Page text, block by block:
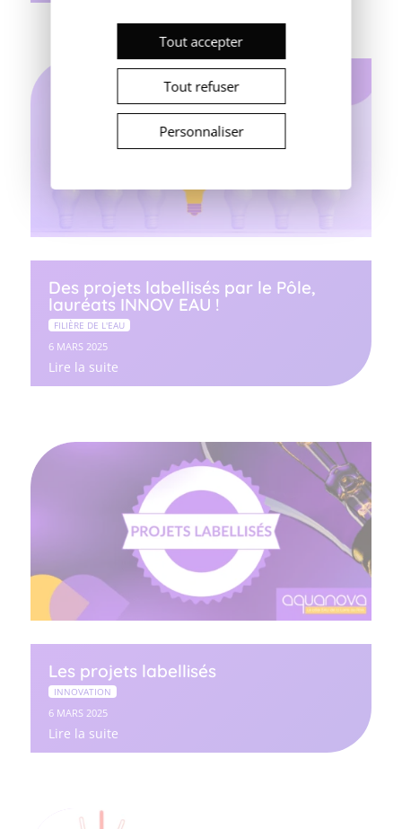
Des projets labellisés par le Pôle,
lauréats INNOV EAU !
FILIÈRE DE L'EAU
6 MARS 2025
Lire la suite
Les projets labellisés
INNOVATION
6 MARS 2025
Lire la suite
Tout accepter
Tout refuser
Personnaliser